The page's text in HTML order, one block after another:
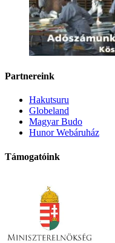
Partnereink
Hakutsuru
Globeland
Magyar Budo
Hunor Webáruház
Támogatóink